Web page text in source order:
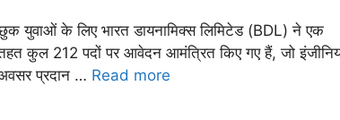
युवाओं के लिए भारत डायनामिक्स लिमिटेड (BDL) ने एक
कुल 212 पदों पर आवेदन आमंत्रित किए गए हैं, जो
प्रदान … Read more